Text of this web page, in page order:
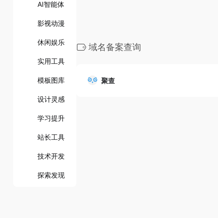
AI智能体
影视动漫
休闲娱乐
实用工具
模板图库
设计灵感
学习提升
站长工具
技术开发
探索发现
域名备案查询
聚查